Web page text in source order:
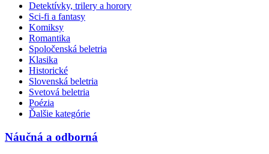
Detektívky, trilery a horory
Sci-fi a fantasy
Komiksy
Romantika
Spoločenská beletria
Klasika
Historické
Slovenská beletria
Svetová beletria
Poézia
Ďalšie kategórie
Náučná a odborná